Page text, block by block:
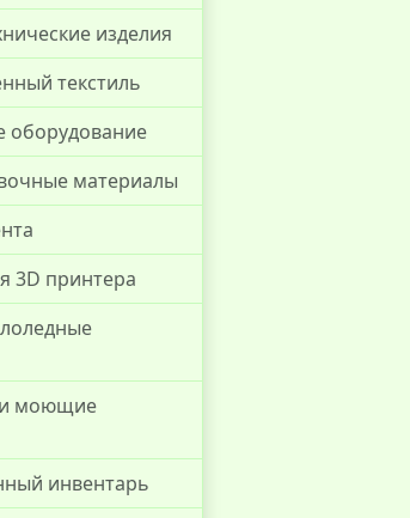
изделия
текстиль
оборудование
материалы
3D принтера
моющие
инвентарь